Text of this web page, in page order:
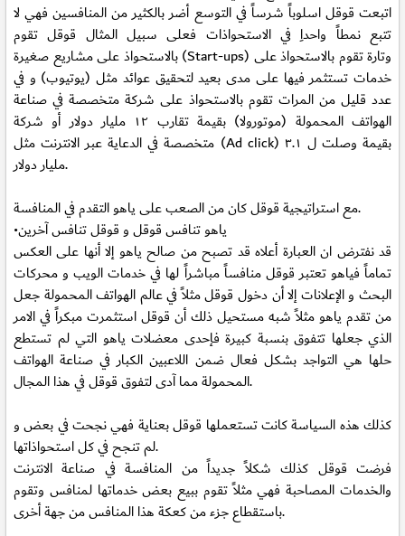
اتبعت قوقل اسلوباً شرساً في التوسع أضر بالكثير من المنافسين فهي لا
تتبع نمطاً واحداِ في الاستحواذات فعلى سبيل المثال قوقل تقوم
بالاستحواذ على مشاريع صغيرة (Start-ups) وتارة تقوم بالاستحواذ على
خدمات تستثمر فيها على مدى بعيد لتحقيق عوائد مثل (يوتيوب) و في
عدد قليل من المرات تقوم بالاستحواذ على شركة متخصصة في صناعة
الهواتف المحمولة (موتورولا) بقيمة تقارب ١٢ مليار دولار أو شركة
متخصصة في الدعاية عبر الانترنت مثل (Ad click) بقيمة وصلت ل ٣.١
مليار دولار.
مع استراتيجية قوقل كان من الصعب على ياهو التقدم في المنافسة.
قد نفترض ان العبارة أعلاه قد تصبح من صالح ياهو إلا أنها على العكس
تماماً فياهو تعتبر قوقل منافساً مباشراً لها في خدمات الويب و محركات
البحث و الإعلانات إلا أن دخول قوقل مثلاً في عالم الهواتف المحمولة جعل
من تقدم ياهو مثلاً شبه مستحيل ذلك أن قوقل استثمرت مبكراً في الامر
الذي جعلها تتفوق بنسبة كبيرة فإحدى معضلات ياهو التي لم تستطع
حلها هي التواجد بشكل فعال ضمن اللاعبين الكبار في صناعة الهواتف
المحمولة مما آدى لتفوق قوقل في هذا المجال.
كذلك هذه السياسة كانت تستعملها قوقل بعناية فهي نجحت في بعض و
لم تنجح في كل استحواذاتها.
فرضت قوقل كذلك شكلاً جديداً من المنافسة في صناعة الانترنت
والخدمات المصاحبة فهي مثلاً تقوم ببيع بعض خدماتها لمنافس وتقوم
باستقطاع جزء من كعكة هذا المنافس من جهة أخرى.